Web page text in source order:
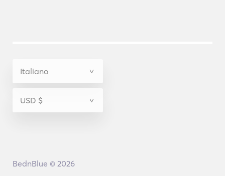
BednBlue © 2026